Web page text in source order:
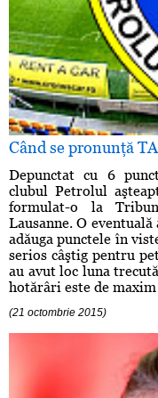
Când se pronunţă
Depunctat cu 6
clubul Petrolul
formulat-o la
Lausanne. O
adăuga punctele în
serios câştig pentru
au avut loc luna
hotărâri este de
(21 octombrie 2015)